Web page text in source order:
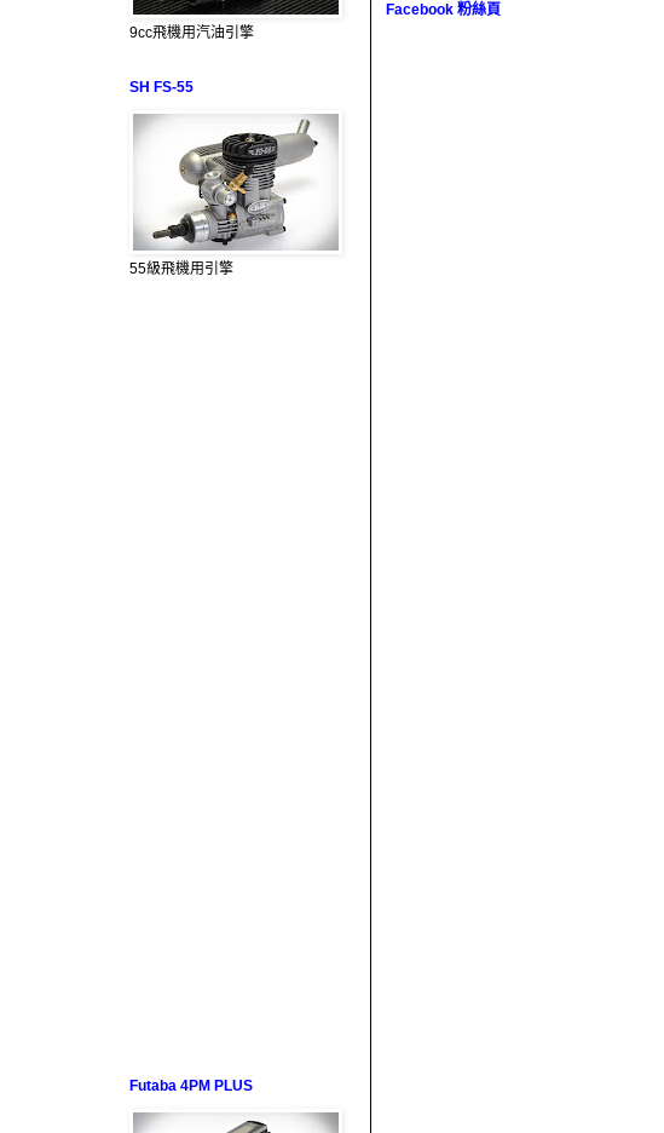
Facebook 粉絲頁
9cc飛機用汽油引擎
SH FS-55
55級飛機用引擎
Futaba 4PM PLUS